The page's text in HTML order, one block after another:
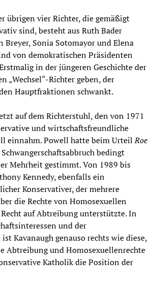
übrigen vier Richter, die gemäßigt
sind, besteht aus Ruth Bader
Breyer, Sonia Sotomayor und Elena
von demokratischen Präsidenten
in der jüngeren Geschichte der
„Wechsel“-Richter geben, der
Hauptfraktionen schwankt.
auf dem Richterstuhl, den von 1971
und wirtschaftsfreundliche
einnahm. Powell hatte beim UrteilRoe
bedingt
Mehrheit gestimmt. Von 1989 bis
Kennedy, ebenfalls ein
Konservativer, der mehrere
die Rechte von Homosexuellen
auf Abtreibung unterstützte. In
und der
Kavanaugh genauso rechts wie diese,
Abtreibung und Homosexuellenrechte
Katholik die Position der